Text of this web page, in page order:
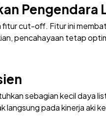
Pengendara
cut-off. Fitur ini
pencahayaan tetap
sebagian kecil daya
langsung pada kinerja aki